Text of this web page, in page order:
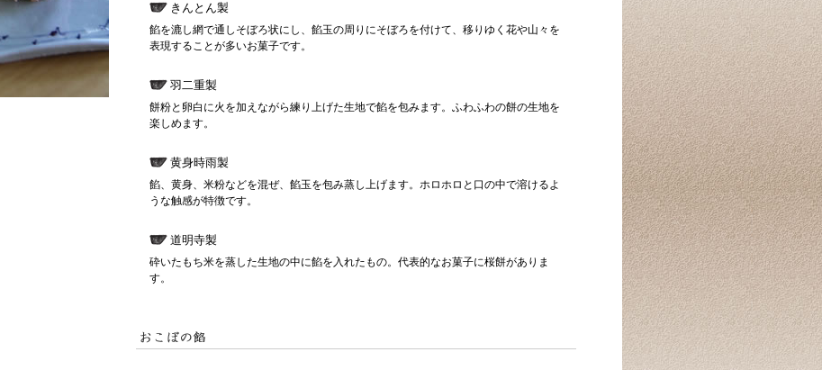
きんとん製
餡を漉し網で通しそぼろ状にし、餡玉の周りにそぼろを付けて、移りゆく花や山々を
表現することが多いお菓子です。
羽二重製
餅粉と卵白に火を加えながら練り上げた生地で餡を包みます。ふわふわの餅の生地を
楽しめます。
黄身時雨製
餡、黄身、米粉などを混ぜ、餡玉を包み蒸し上げます。ホロホロと口の中で溶けるよ
うな触感が特徴です。
道明寺製
砕いたもち米を蒸した生地の中に餡を入れたもの。代表的なお菓子に桜餅がありま
す。